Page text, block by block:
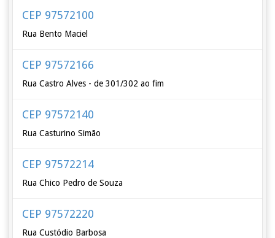
CEP 97572100
Rua Bento Maciel
CEP 97572166
Rua Castro Alves - de 301/302 ao fim
CEP 97572140
Rua Casturino Simão
CEP 97572214
Rua Chico Pedro de Souza
CEP 97572220
Rua Custódio Barbosa